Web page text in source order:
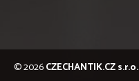
© 2026CZECHANTIK.CZ s.r.o.